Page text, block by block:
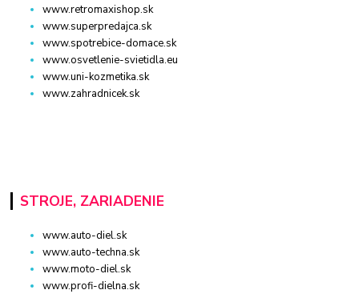
www.retromaxishop.sk
www.superpredajca.sk
www.spotrebice-domace.sk
www.osvetlenie-svietidla.eu
www.uni-kozmetika.sk
www.zahradnicek.sk
STROJE, ZARIADENIE
www.auto-diel.sk
www.auto-techna.sk
www.moto-diel.sk
www.profi-dielna.sk